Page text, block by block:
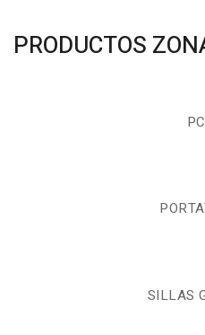
PRODUCTOS
SILLAS